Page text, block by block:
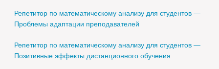
Репетитор по математическому анализу для студентов —
Проблемы адаптации преподавателей
Репетитор по математическому анализу для студентов —
Позитивные эффекты дистанционного обучения